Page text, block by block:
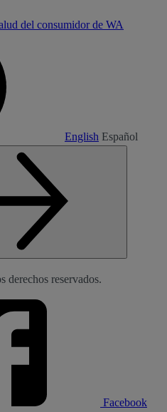
del consumidor de WA
English Español
reservados.
Facebook